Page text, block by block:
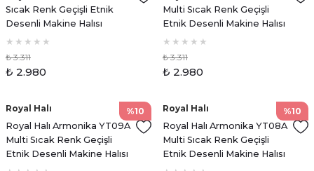
Sıcak Renk Geçişli Etnik
Desenli Makine Halısı
₺ 3.311
₺ 2.980
Multi Sıcak Renk Geçişli
Etnik Desenli Makine Halısı
₺ 3.311
₺ 2.980
%10
Royal Halı
Royal Halı Armonika YT09A
Multi Sıcak Renk Geçişli
Etnik Desenli Makine Halısı
%10
Royal Halı
Royal Halı Armonika YT08A
Multi Sıcak Renk Geçişli
Etnik Desenli Makine Halısı